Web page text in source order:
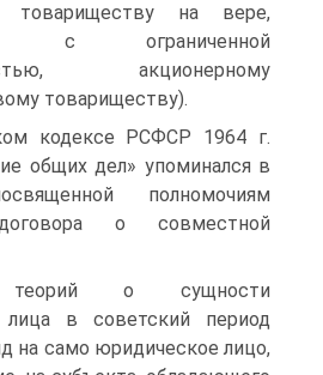
товариществу на вере,
с ограниченной
акционерному
товариществу).
кодексе РСФСР 1964 г.
общих дел» упоминался в
полномочиям
о совместной
теорий о сущности
лица в советский период
на само юридическое лицо,